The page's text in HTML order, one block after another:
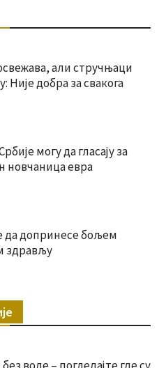
али стручњаци
Није добра за свакога
могу да гласају за
новчаница евра
да допринесе бољем
здрављу